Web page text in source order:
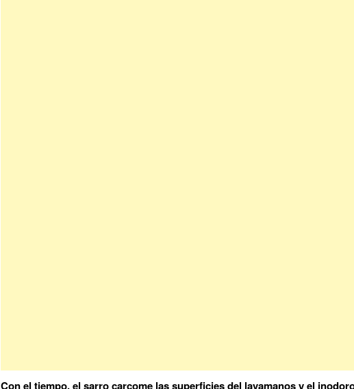
Con el tiempo, el sarro carcome las superficies del lavamanos y el